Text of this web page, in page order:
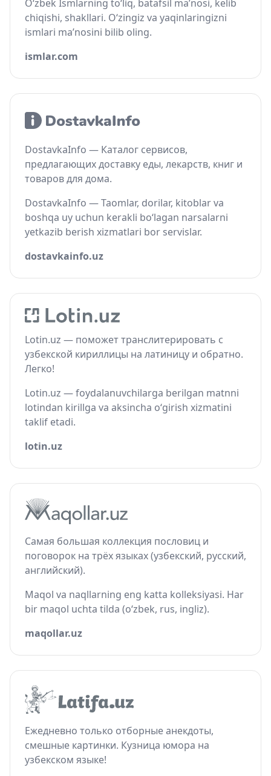
O‘zbek Ismlarning to‘liq, batafsil ma’nosi, kelib
chiqishi, shakllari. O‘zingiz va yaqinlaringizni
ismlari ma’nosini bilib oling.
ismlar.com
DostavkaInfo — Каталог сервисов,
предлагающих доставку еды, лекарств, книг и
товаров для дома.
DostavkaInfo — Taomlar, dorilar, kitoblar va
boshqa uy uchun kerakli bo‘lagan narsalarni
yetkazib berish xizmatlari bor servislar.
dostavkainfo.uz
Lotin.uz — поможет транслитерировать с
узбекской кириллицы на латиницу и обратно.
Легко!
Lotin.uz — foydalanuvchilarga berilgan matnni
lotindan kirillga va aksincha o‘girish xizmatini
taklif etadi.
lotin.uz
Самая большая коллекция пословиц и
поговорок на трёх языках (узбекский, русский,
английский).
Maqol va naqllarning eng katta kolleksiyasi. Har
bir maqol uchta tilda (o‘zbek, rus, ingliz).
maqollar.uz
Ежедневно только отборные анекдоты,
смешные картинки. Кузница юмора на
узбекском языке!